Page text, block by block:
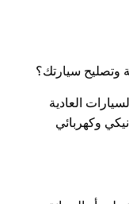
وتصليح سيارتك؟
العادية
وكهربائي